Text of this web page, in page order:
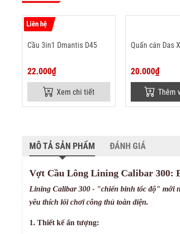
Liên hệ
Cầu 3in1 Dmantis D45
22.000₫
Xem chi tiết
Quấn cán Das
20.000₫
Thêm
MÔ TẢ SẢN PHẨM ĐÁNH GIÁ
Vợt Cầu Lông Lining Calibar 300:
Lining Calibar 300 - "chiến binh tốc độ" mới
yêu thích lối chơi công thủ toàn diện.
1. Thiết kế ấn tượng: